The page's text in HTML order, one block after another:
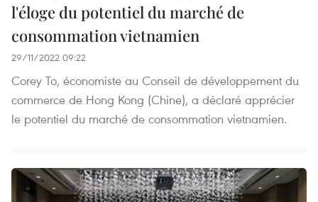
l'éloge du potentiel du marché de
consommation vietnamien
29/11/2022 09:22
Corey To, économiste au Conseil de développement du
commerce de Hong Kong (Chine), a déclaré apprécier
le potentiel du marché de consommation vietnamien.